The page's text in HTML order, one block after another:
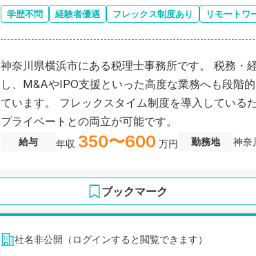
学歴不問 経験者優遇 フレックス制度あり リモートワ
神奈川県横浜市にある税理士事務所です。 税務・
し、M&AやIPO支援といった高度な業務へも段階
ています。 フレックスタイム制度を導入している
プライベートとの両立が可能です。
給与 年収 350〜600 万円 勤務地 神奈
ブックマーク
社名非公開（ログインすると閲覧できます）